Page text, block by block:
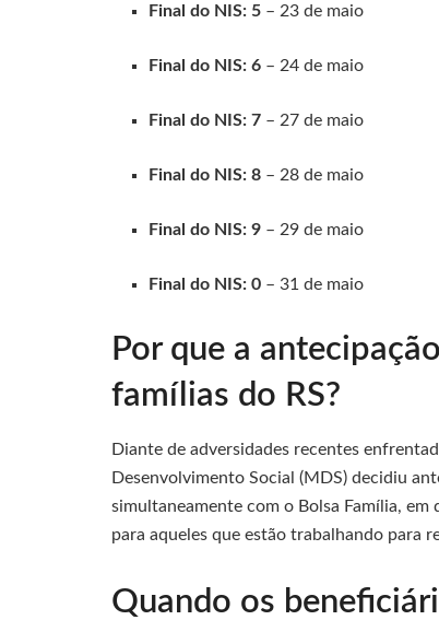
Final do NIS: 5 – 23 de maio
Final do NIS: 6 – 24 de maio
Final do NIS: 7 – 27 de maio
Final do NIS: 8 – 28 de maio
Final do NIS: 9 – 29 de maio
Final do NIS: 0 – 31 de maio
Por que a
famílias do RS?
Diante de adversidades recentes
Desenvolvimento Social (MDS) decidiu
simultaneamente com o Bolsa Família,
para aqueles que estão trabalhando para
Quando os